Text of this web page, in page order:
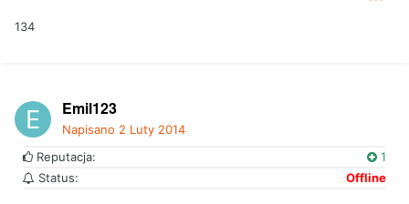
134
Emil123
Napisano 2 Luty 2014
Reputacja:
1
Status:
Offline